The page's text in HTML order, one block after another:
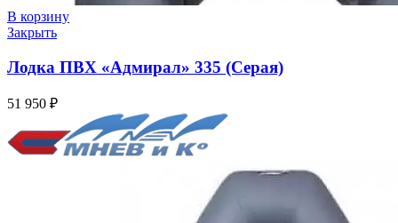
В корзину
Закрыть
Лодка ПВХ «Адмирал» 335 (Серая)
51 950 ₽